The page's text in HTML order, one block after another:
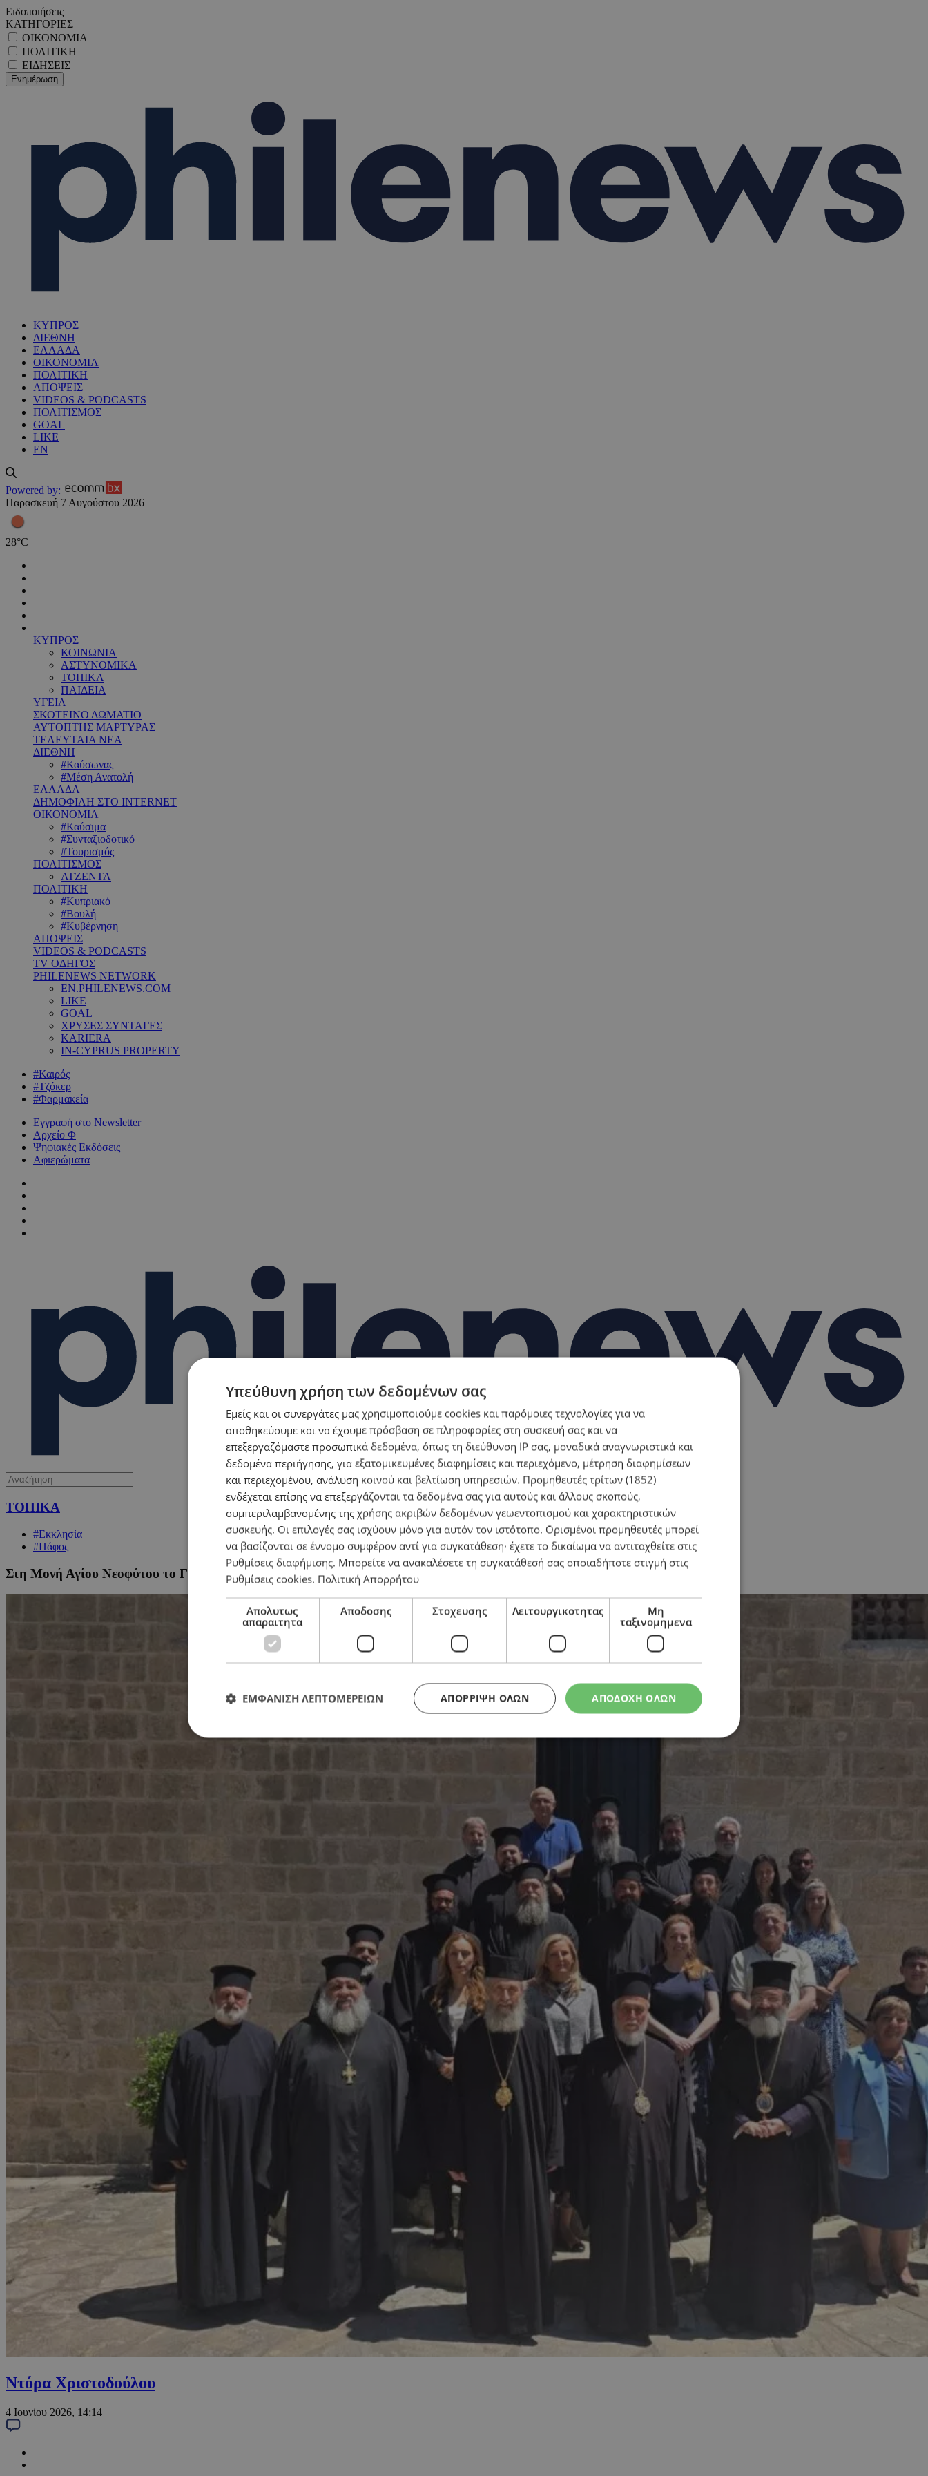
Ειδοποιήσεις
ΚΑΤΗΓΟΡΙΕΣ
ΟΙΚΟΝΟΜΙΑ
ΠΟΛΙΤΙΚΗ
ΕΙΔΗΣΕΙΣ
ΚΥΠΡΟΣ
ΔΙΕΘΝΗ
ΕΛΛΑΔΑ
ΟΙΚΟΝΟΜΙΑ
ΠΟΛΙΤΙΚΗ
ΑΠΟΨΕΙΣ
VIDEOS & PODCASTS
ΠΟΛΙΤΙΣΜΟΣ
GOAL
LIKE
EN
Powered by:
Παρασκευή 7 Αυγούστου 2026
28°C
ΚΥΠΡΟΣ
ΚΟΙΝΩΝΙΑ
ΑΣΤΥΝΟΜΙΚΑ
ΤΟΠΙΚΑ
ΠΑΙΔΕΙΑ
ΥΓΕΙΑ
ΣΚΟΤΕΙΝΟ ΔΩΜΑΤΙΟ
ΑΥΤΟΠΤΗΣ ΜΑΡΤΥΡΑΣ
ΤΕΛΕΥΤΑΙΑ ΝΕΑ
ΔΙΕΘΝΗ
#Καύσωνας
#Μέση Ανατολή
ΕΛΛΑΔΑ
ΔΗΜΟΦΙΛΗ ΣΤΟ INTERNET
ΟΙΚΟΝΟΜΙΑ
#Καύσιμα
#Συνταξιοδοτικό
#Τουρισμός
ΠΟΛΙΤΙΣΜΟΣ
ΑΤΖΕΝΤΑ
ΠΟΛΙΤΙΚΗ
#Κυπριακό
#Βουλή
#Κυβέρνηση
ΑΠΟΨΕΙΣ
VIDEOS & PODCASTS
TV ΟΔΗΓΟΣ
PHILENEWS NETWORK
EN.PHILENEWS.COM
LIKE
GOAL
ΧΡΥΣΕΣ ΣΥΝΤΑΓΕΣ
KARIERA
IN-CYPRUS PROPERTY
#Καιρός
#Τζόκερ
#Φαρμακεία
Εγγραφή στο Newsletter
Αρχείο Φ
Ψηφιακές Εκδόσεις
Αφιερώματα
ΤΟΠΙΚΑ
#Εκκλησία
#Πάφος
Στη Μονή Αγίου Νεοφύτου το Γραφείο Προσκυνηματικών Περιηγήσεων της Εκκλησίας Κύπρου
Ντόρα Χριστοδούλου
4 Ιουνίου 2026, 14:14
Υπεύθυνη χρήση των δεδομένων σας
Εμείς και οι συνεργάτες μας χρησιμοποιούμε cookies και παρόμοιες τεχνολογίες για να
αποθηκεύουμε και να έχουμε πρόσβαση σε πληροφορίες στη συσκευή σας και να
επεξεργαζόμαστε προσωπικά δεδομένα, όπως τη διεύθυνση IP σας, μοναδικά αναγνωριστικά και
δεδομένα περιήγησης, για εξατομικευμένες διαφημίσεις και περιεχόμενο, μέτρηση διαφημίσεων
και περιεχομένου, ανάλυση κοινού και βελτίωση υπηρεσιών. Προμηθευτές τρίτων (1852)
ενδέχεται επίσης να επεξεργάζονται τα δεδομένα σας για αυτούς και άλλους σκοπούς,
συμπεριλαμβανομένης της χρήσης ακριβών δεδομένων γεωεντοπισμού και χαρακτηριστικών
συσκευής. Οι επιλογές σας ισχύουν μόνο για αυτόν τον ιστότοπο. Ορισμένοι προμηθευτές μπορεί
να βασίζονται σε έννομο συμφέρον αντί για συγκατάθεση· έχετε το δικαίωμα να αντιταχθείτε στις
Ρυθμίσεις διαφήμισης. Μπορείτε να ανακαλέσετε τη συγκατάθεσή σας οποιαδήποτε στιγμή στις
Ρυθμίσεις cookies. Πολιτική Απορρήτου
Απολυτως
απαραιτητα
Αποδοσης Στοχευσης Λειτουργικοτητας
Μη
ταξινομημενα
ΑΠΟΔΟΧΗ ΟΛΩΝ
ΑΠΌΡΡΙΨΗ ΌΛΩΝ
ΕΜΦΑΝΙΣΗ ΛΕΠΤΟΜΕΡΕΙΩΝ